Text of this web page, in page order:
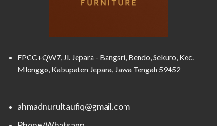
FPCC+QW7, Jl. Jepara - Bangsri, Bendo, Sekuro, Kec.
Mlonggo, Kabupaten Jepara, Jawa Tengah 59452
ahmadnurultaufiq@gmail.com